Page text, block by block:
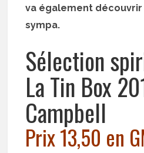
va également découvrir
sympa.
Sélection
La Tin Box
Campbell
Prix 13,50 en